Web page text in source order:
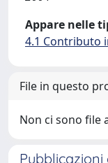
Appare nelle
4.1 Contributo
File in questo
Non ci sono file